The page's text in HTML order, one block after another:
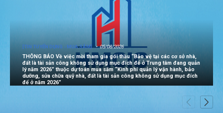
[TIN TUYỂN DỤNG - MUA SẮM] 05/08/2026
THÔNG BÁO Về việc mời tham gia gói thầu “Bảo vệ tại các cơ sở nhà,
đất là tài sản công không sử dụng mục đích để ở Trung tâm đang quản
lý năm 2026” thuộc dự toán mua sắm “Kinh phí quản lý vận hành, bảo
dưỡng, sửa chữa quỹ nhà, đất là tài sản công không sử dụng mục đích
để ở năm 2026”